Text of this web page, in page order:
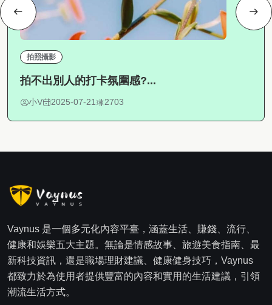
拍照攝影
拍不出別人的打卡氛圍感?...
小V 2025-07-21 2703
Vaynus 是一個多元化內容平臺，涵蓋生活、賺錢、流行、
健康和娛樂五大主題。無論是情感故事、旅遊美食指南、最
新科技資訊，還是職場理財建議、健康健身技巧，Vaynus
都致力於為使用者提供豐富的內容和實用的生活建議，引領
潮流生活方式。